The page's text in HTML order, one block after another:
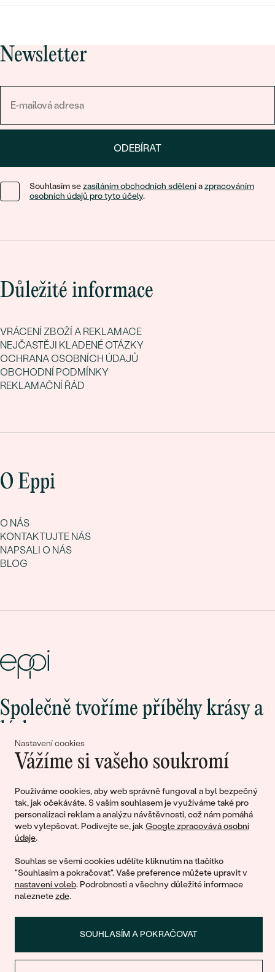
Nastavení cookies
Vážíme si vašeho soukromí
Používáme cookies, aby web správně fungoval a byl bezpečný
tak, jak očekáváte. S vaším souhlasem je využíváme také pro
personalizaci reklam a analýzu návštěvnosti, což nám pomáhá
web vylepšovat. Podívejte se, jak Google zpracovává osobní
údaje.
Souhlas se všemi cookies udělíte kliknutím na tlačítko
"Souhlasím a pokračovat". Vaše preference můžete upravit v
nastavení voleb. Podrobnosti a všechny důležité informace
naleznetezde.
SOUHLASÍM A POKRAČOVAT
Newsletter
ODEBÍRAT
Souhlasím sezasíláním obchodních sděleníazpracováním
osobních údajů pro tyto účely.
Důležité informace
VRÁCENÍ ZBOŽÍ A REKLAMACE
NEJČASTĚJI KLADENÉ OTÁZKY
OCHRANA OSOBNÍCH ÚDAJŮ
OBCHODNÍ PODMÍNKY
REKLAMAČNÍ ŘÁD
O Eppi
O NÁS
KONTAKTUJTE NÁS
NAPSALI O NÁS
BLOG
Společně tvoříme příběhy krásy a
Připojte se k nám!
© 2011 - 2026, Eppi.cz